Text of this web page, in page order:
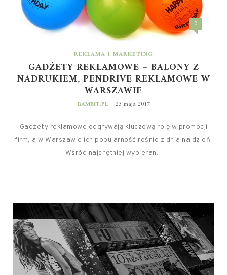
0
REKLAMA I MARKETING
GADŻETY REKLAMOWE – BALONY Z
NADRUKIEM, PENDRIVE REKLAMOWE W
WARSZAWIE
BAMBIT.PL - 23 maja 2017
Gadżety reklamowe odgrywają kluczową rolę w promocji
firm, a w Warszawie ich popularność rośnie z dnia na dzień.
Wśród najchętniej wybieran...